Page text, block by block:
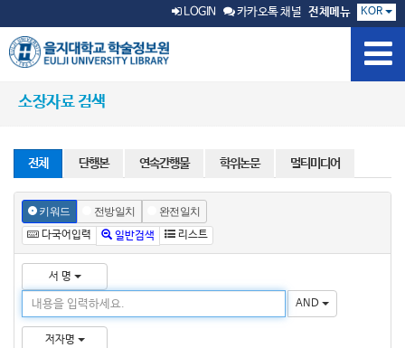
LOGIN 카카오톡 채널 전체메뉴 KOR
소장자료 검색
전체 단행본 연속간행물 학위논문 멀티미디어
키워드 전방일치 완전일치
다국어입력 일반검색 리스트
서 명
AND
저자명